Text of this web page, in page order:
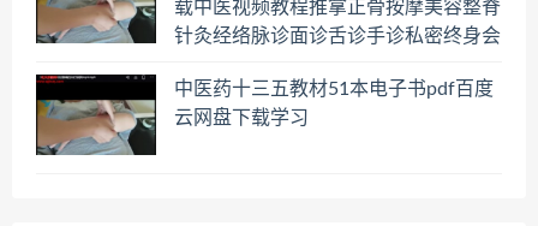
载中医视频教程推拿正骨按摩美容整脊
针灸经络脉诊面诊舌诊手诊私密终身会
中医药十三五教材51本电子书pdf百度
云网盘下载学习